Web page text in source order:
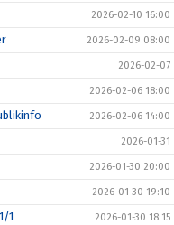
2026-02-10 16:00
2026-02-09 08:00
2026-02-07
2026-02-06 18:00
2026-02-06 14:00
2026-01-31
2026-01-30 20:00
2026-01-30 19:10
1 2026-01-30 18:15